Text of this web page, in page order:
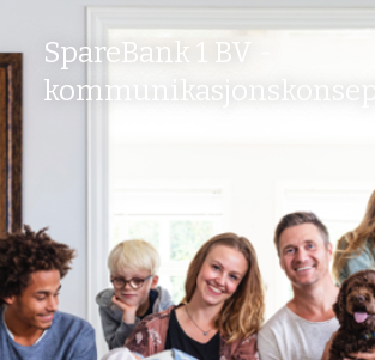
SpareBank 1 BV -
kommunikasjonskonsept